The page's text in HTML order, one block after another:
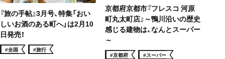
『旅の手帖』3月号、特集「おい
しいお酒のある町へ」は2月10
日発売！
#全国 #旅行
京都府京都市『フレスコ 河原
町丸太町店』～鴨川沿いの歴史
感じる建物は、なんとスーパー
～
#京都府 #スーパー